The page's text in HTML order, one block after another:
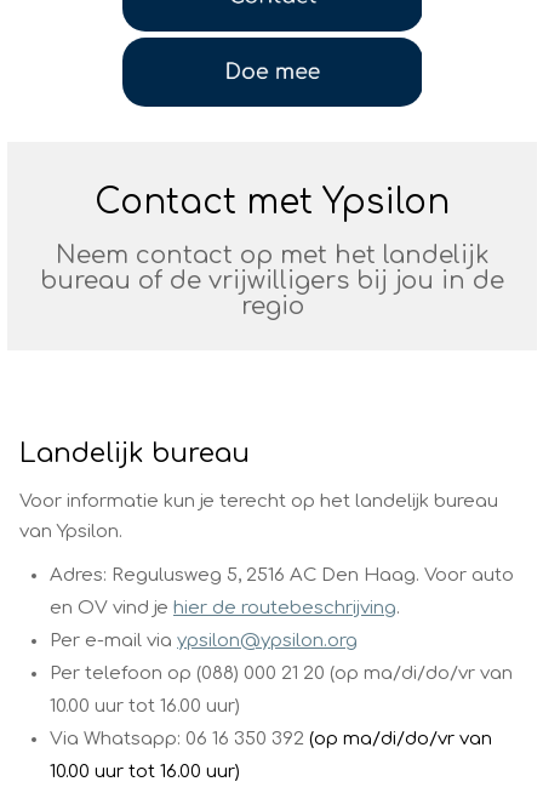
BovenJan
Profiel
Contact met Ypsilon
Neem contact op met het landelijk
bureau of de vrijwilligers bij jou in de
regio
Landelijk bureau
Voor informatie kun je terecht op het landelijk bureau
van Ypsilon.
Adres: Regulusweg 5, 2516 AC Den Haag. Voor auto
en OV vind je hier de routebeschrijving.
Per e-mail via ypsilon@ypsilon.org
Per telefoon op (088) 000 21 20 (op ma/di/do/vr van
10.00 uur tot 16.00 uur)
Via Whatsapp: 06 16 350 392 (op ma/di/do/vr van
10.00 uur tot 16.00 uur)